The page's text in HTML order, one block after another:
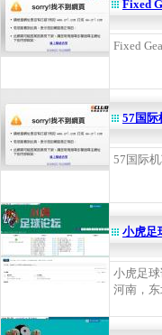
Fixed
Fixed
57国际
57国际
小虎足
小虎足
河南，